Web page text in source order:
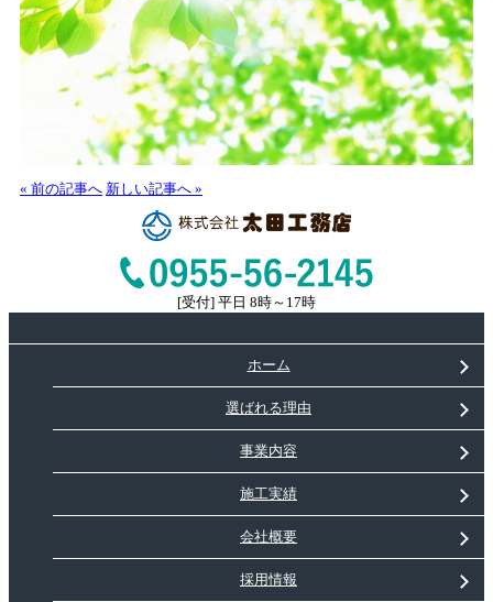
« 前の記事へ 新しい記事へ »
[受付] 平日 8時～17時
ホーム
選ばれる理由
事業内容
施工実績
会社概要
採用情報